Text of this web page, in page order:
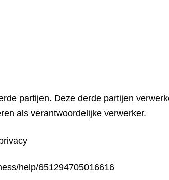
partijen. Deze derde partijen
als verantwoordelijke verwerker.
help/651294705016616